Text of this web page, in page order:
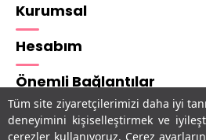
Tüm site ziyaretçilerimizi daha iyi
deneyimini kişiselleştirmek ve
çerezler kullanıyoruz. Çerez
Kurumsal
Hesabım
Önemli Bağlantılar
Adres & İletişim